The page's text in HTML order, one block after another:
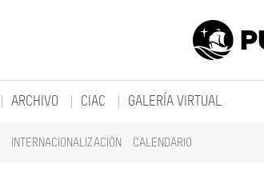
INTERNACIONALIZACIÓN CALENDARIO
ARCHIVO CIAC GALERÍA VIRTUAL